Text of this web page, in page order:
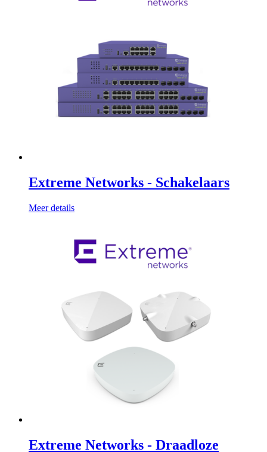
Extreme Networks - Schakelaars
Meer details
Extreme Networks - Draadloze